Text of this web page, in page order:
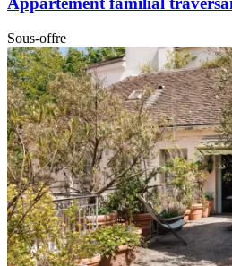
Sous-offre